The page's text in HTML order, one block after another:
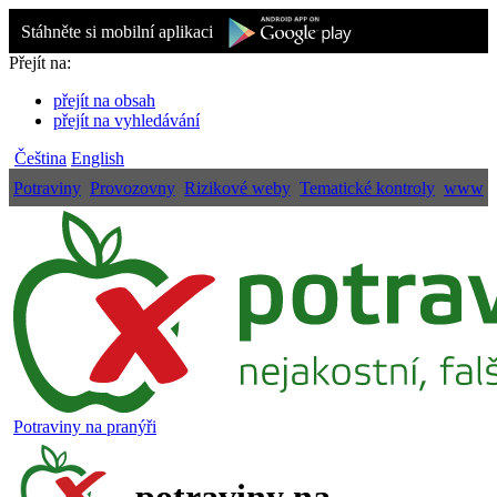
Stáhněte si mobilní aplikaci
Přejít na:
přejít na obsah
přejít na vyhledávání
Čeština English
Potraviny Provozovny Rizikové weby Tematické kontroly www
Potraviny na pranýři